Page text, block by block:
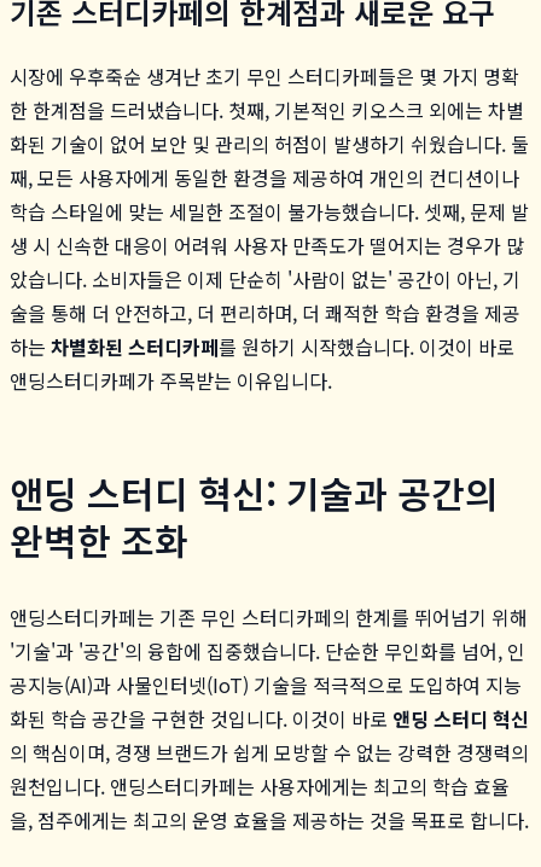
기존 스터디카페의 한계점과 새로운 요구
시장에 우후죽순 생겨난 초기 무인 스터디카페들은 몇 가지 명확
한 한계점을 드러냈습니다. 첫째, 기본적인 키오스크 외에는 차별
화된 기술이 없어 보안 및 관리의 허점이 발생하기 쉬웠습니다. 둘
째, 모든 사용자에게 동일한 환경을 제공하여 개인의 컨디션이나
학습 스타일에 맞는 세밀한 조절이 불가능했습니다. 셋째, 문제 발
생 시 신속한 대응이 어려워 사용자 만족도가 떨어지는 경우가 많
았습니다. 소비자들은 이제 단순히 '사람이 없는' 공간이 아닌, 기
술을 통해 더 안전하고, 더 편리하며, 더 쾌적한 학습 환경을 제공
하는 차별화된 스터디카페를 원하기 시작했습니다. 이것이 바로
앤딩스터디카페가 주목받는 이유입니다.
앤딩 스터디 혁신: 기술과 공간의
완벽한 조화
앤딩스터디카페는 기존 무인 스터디카페의 한계를 뛰어넘기 위해
'기술'과 '공간'의 융합에 집중했습니다. 단순한 무인화를 넘어, 인
공지능(AI)과 사물인터넷(IoT) 기술을 적극적으로 도입하여 지능
화된 학습 공간을 구현한 것입니다. 이것이 바로 앤딩 스터디 혁신
의 핵심이며, 경쟁 브랜드가 쉽게 모방할 수 없는 강력한 경쟁력의
원천입니다. 앤딩스터디카페는 사용자에게는 최고의 학습 효율
을, 점주에게는 최고의 운영 효율을 제공하는 것을 목표로 합니다.